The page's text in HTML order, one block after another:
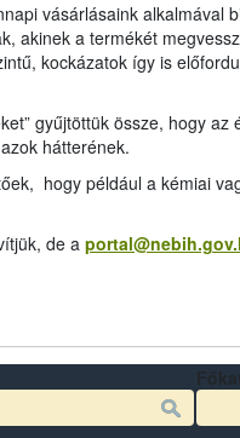
vásárlásaink alkalmával
akinek a termékét
kockázatok így is
gyűjtöttük össze, hogy az
hátterének.
hogy például a kémiai
de a